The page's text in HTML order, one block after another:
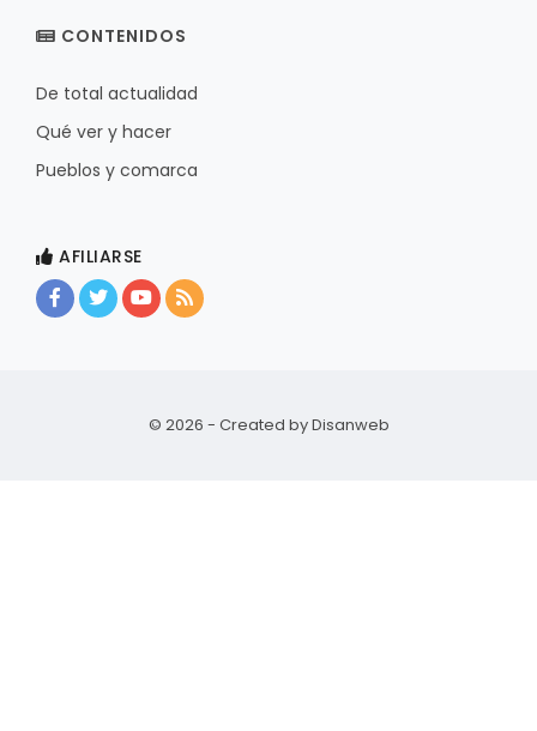
CONTENIDOS
De total actualidad
Qué ver y hacer
Pueblos y comarca
AFILIARSE
© 2026 - Created byDisanweb